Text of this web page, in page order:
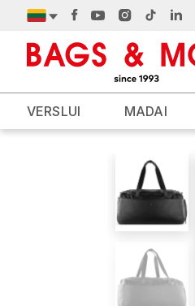
VERSLUI MADAI